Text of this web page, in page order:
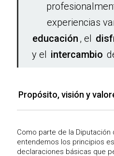
experiencias
educación , el
y el intercambio
Propósito, visión y
Como parte de la Diputación
entendemos los principios
declaraciones básicas que